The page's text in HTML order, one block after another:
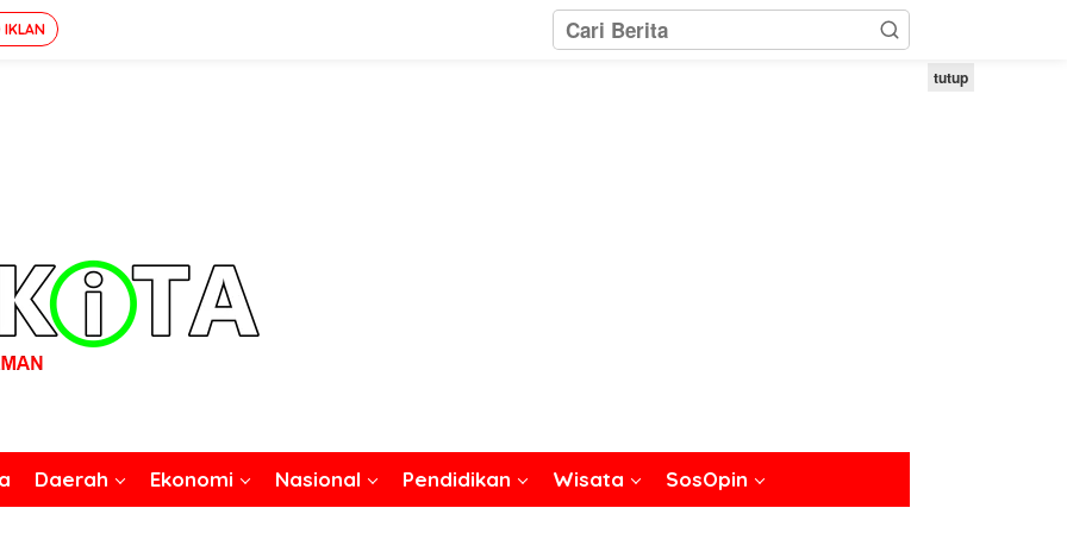
IKLAN
Daerah Ekonomi Nasional Pendidikan Wisata SosOpin
tutup